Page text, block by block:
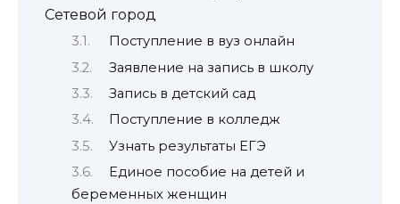
Сетевой город
Поступление в вуз онлайн
Заявление на запись в школу
Запись в детский сад
Поступление в колледж
Узнать результаты ЕГЭ
Единое пособие на детей и
беременных женщин